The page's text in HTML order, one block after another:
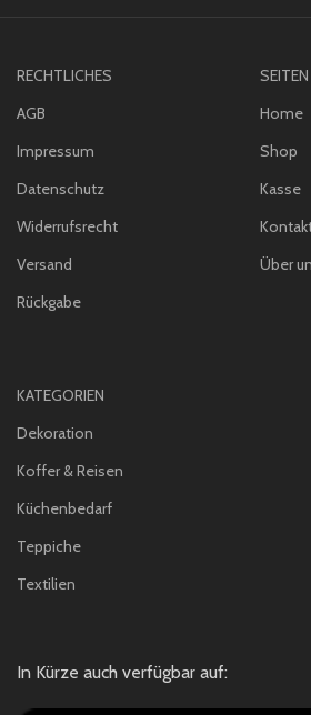
RECHTLICHES
AGB
Impressum
Datenschutz
Widerrufsrecht
Versand
Rückgabe
SEITEN
Home
Shop
Kasse
Über
KATEGORIEN
Dekoration
Koffer & Reisen
Küchenbedarf
Teppiche
Textilien
In Kürze auch verfügbar auf: